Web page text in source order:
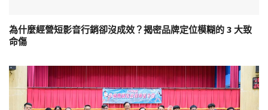
為什麼經營短影音行銷卻沒成效？揭密品牌定位模糊的 3 大致
命傷